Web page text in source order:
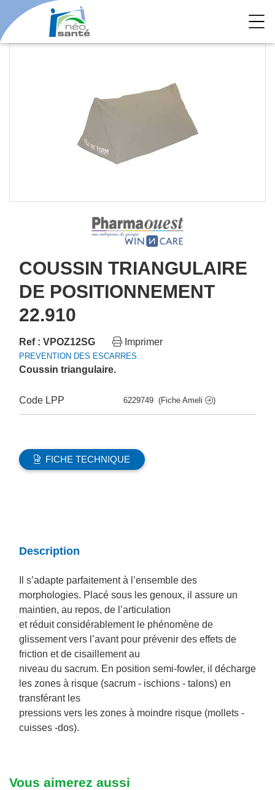
COUSSIN TRIANGULAIRE
DE POSITIONNEMENT
22.910
Ref : VPOZ12SG Imprimer
PREVENTION DES ESCARRES
Coussin triangulaire.
Code LPP 6229749 (Fiche Ameli )
FICHE TECHNIQUE
Description
Il s’adapte parfaitement à l’ensemble des
morphologies. Placé sous les genoux, il assure un
maintien, au repos, de l’articulation
et réduit considérablement le phénomène de
glissement vers l’avant pour prévenir des effets de
friction et de cisaillement au
niveau du sacrum. En position semi-fowler, il décharge
les zones à risque (sacrum - ischions - talons) en
transférant les
pressions vers les zones à moindre risque (mollets -
cuisses -dos).
Vous aimerez aussi